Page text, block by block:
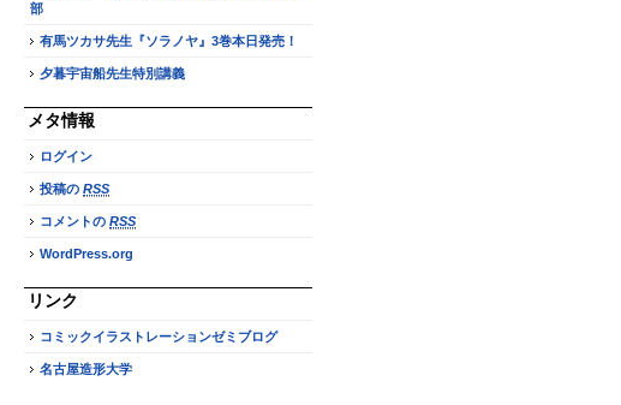
部
有馬ツカサ先生『ソラノヤ』3巻本日発売！
夕暮宇宙船先生特別講義
メタ情報
ログイン
投稿の RSS
コメントの RSS
WordPress.org
リンク
コミックイラストレーションゼミブログ
名古屋造形大学